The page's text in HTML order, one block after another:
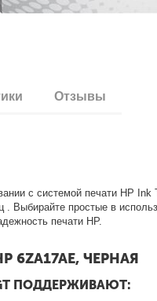
Отзывы
с системой печати HP
. Выбирайте простые в
печати HP.
ЧЕРНАЯ
ПОДДЕРЖИВАЮТ: